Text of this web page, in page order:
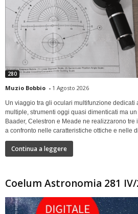
280
Muzio Bobbio - 1 Agosto 2026
Un viaggio tra gli oculari multifunzione dedicati
multiple, strumenti oggi quasi dimenticati ma
Baader, Celestron e Meade ne realizzarono
a confronto nelle caratteristiche ottiche e nelle
Continua a leggere
Coelum Astronomia 281